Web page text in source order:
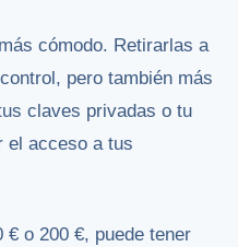
cómodo. Retirarlas a
pero también más
claves privadas o tu
el acceso a tus
€ o 200 €, puede tener